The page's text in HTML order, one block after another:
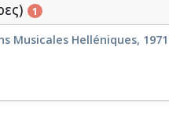
1
Musicales Helléniques, 1971